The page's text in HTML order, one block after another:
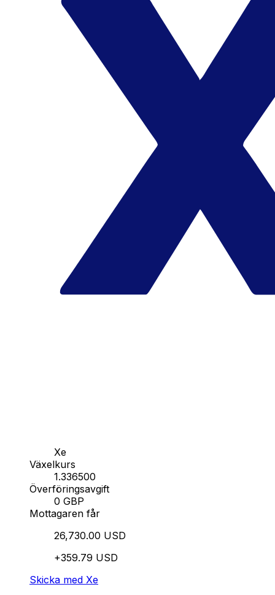
Xe
Växelkurs
1.336500
Överföringsavgift
0 GBP
Mottagaren får
26,730.00 USD
+359.79 USD
Skicka med Xe